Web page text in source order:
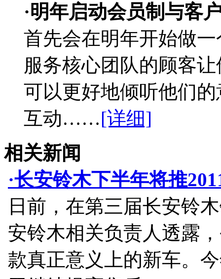
·明年启动会员制与客
首先会在明年开始做
服务核心团队的顾客
可以更好地倾听他们
互动……[详细]
相关新闻
·长安铃木下半年将推
日前，在第三届长安铃
安铃木相关负责人透露
款真正意义上的新车。